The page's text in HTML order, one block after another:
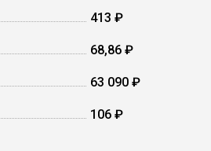
413 ₽
68,86 ₽
63 090 ₽
106 ₽